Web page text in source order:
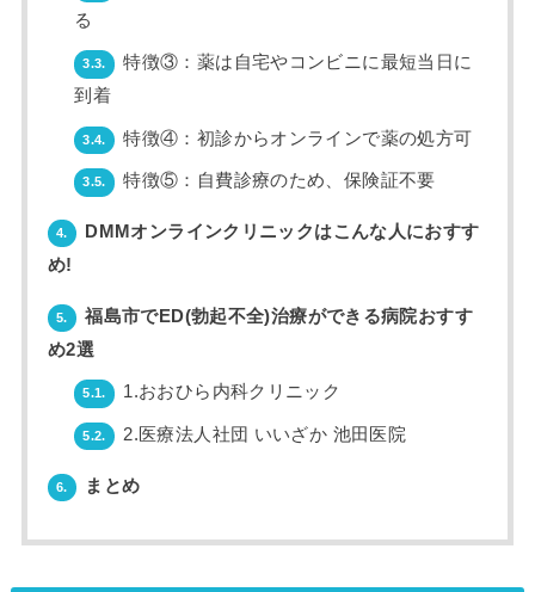
る
3.3.
特徴③：薬は自宅やコンビニに最短当日に
到着
3.4. 特徴④：初診からオンラインで薬の処方可
3.5. 特徴⑤：自費診療のため、保険証不要
4.
DMMオンラインクリニックはこんな人におすす
め!
5.
福島市でED(勃起不全)治療ができる病院おすす
め2選
5.1. 1.おおひら内科クリニック
5.2. 2.医療法人社団 いいざか 池田医院
6. まとめ